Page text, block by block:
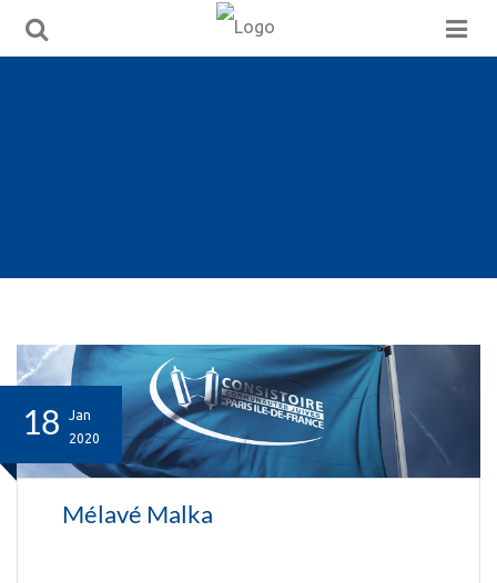
Mélavé Malka
18
Jan
2020